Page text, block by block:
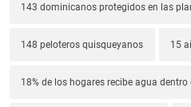
143 dominicanos protegidos en las
148 peloteros quisqueyanos 15
18% de los hogares recibe agua dentro